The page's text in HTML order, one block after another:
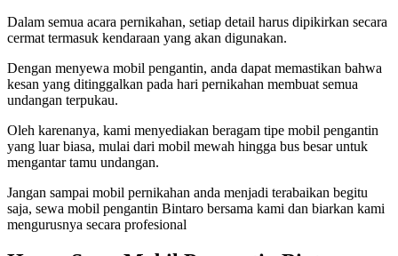
Dalam semua acara pernikahan, setiap detail harus dipikirkan secara
cermat termasuk kendaraan yang akan digunakan.
Dengan menyewa mobil pengantin, anda dapat memastikan bahwa
kesan yang ditinggalkan pada hari pernikahan membuat semua
undangan terpukau.
Oleh karenanya, kami menyediakan beragam tipe mobil pengantin
yang luar biasa, mulai dari mobil mewah hingga bus besar untuk
mengantar tamu undangan.
Jangan sampai mobil pernikahan anda menjadi terabaikan begitu
saja, sewa mobil pengantin Bintaro bersama kami dan biarkan kami
mengurusnya secara profesional